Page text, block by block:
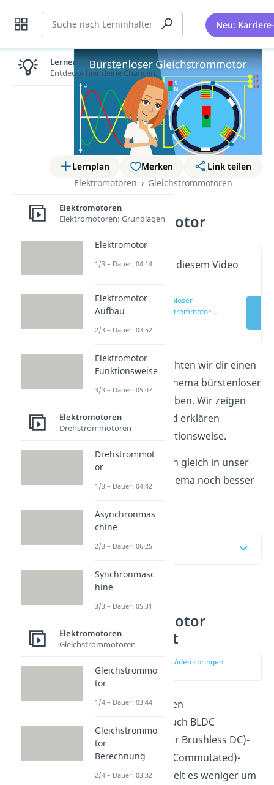
Suche Neu:
Lernplan Merken
Link teilen
Elektromotoren
Gleichstrommotoren
Bürstenloser
Gleichstrommotor
Wichtige Inhalte in diesem Video
Bürstenloser
Gleichstrommotor
In diesem Artikel möchten wir dir einen
ersten Einblick zum Thema bürstenloser
Gleichstrommotor geben. Wir zeigen
die seinen Aufbau und erklären
außerdem seine Funktionsweise.
Schau am besten auch gleich in unser
Video
rein, um das Thema noch besser
Inhaltsübersicht
Bürstenloser
Gleichstrommotor
einfach erklärt
zur Stelle im Video springen
(00:16)
Bei einem bürstenlosen
Gleichstrommotor, auch BLDC
(Brushless Motor oder Brushless DC)-
oder EC (Electronical Commutated)-
Motor genannt, handelt es weniger um
Lernen lohnt sich!
Entdecke hier deine Chancen.
Elektromotoren
Elektromotoren: Grundlagen
Elektromotor
1/3 – Dauer: 04:14
Elektromotor
Aufbau
2/3 – Dauer: 03:52
Elektromotor
Funktionsweise
3/3 – Dauer: 05:07
Elektromotoren
Drehstrommotoren
Drehstrommot
or
1/3 – Dauer: 04:42
Asynchronmas
chine
2/3 – Dauer: 06:25
Synchronmasc
hine
3/3 – Dauer: 05:31
Elektromotoren
Gleichstrommotoren
Gleichstrommo
tor
1/4 – Dauer: 03:44
Gleichstrommo
tor
Berechnung
2/4 – Dauer: 03:32